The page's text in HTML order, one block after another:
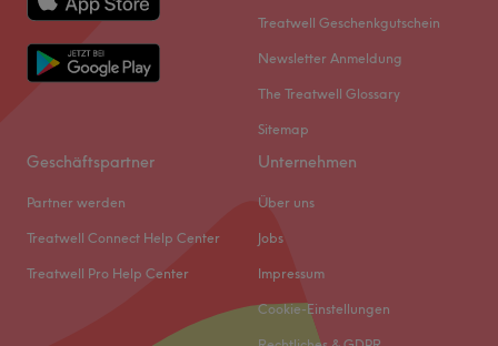
Treatwell Geschenkgutschein
Newsletter Anmeldung
The Treatwell Glossary
Sitemap
Geschäftspartner
Partner werden
Treatwell Connect Help Center
Treatwell Pro Help Center
Unternehmen
Über uns
Jobs
Impressum
Cookie-Einstellungen